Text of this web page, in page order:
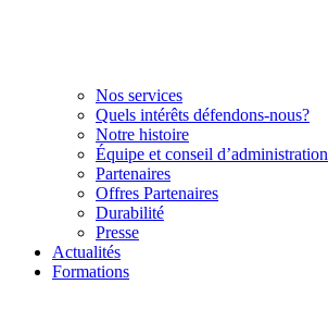
Nos services
Quels intérêts défendons-nous?
Notre histoire
Équipe et conseil d’administration
Partenaires
Offres Partenaires
Durabilité
Presse
Actualités
Formations